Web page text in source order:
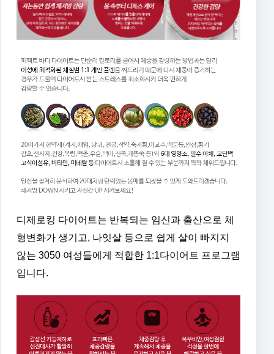
디제로킹 다이어트는 반복되는 임신과 출산으로 체
형변화가 생기고, 나잇살 등으로 쉽게 살이 빠지지
않는 3050 여성들에게 적합한 1:1다이어트 프로그램
입니다.